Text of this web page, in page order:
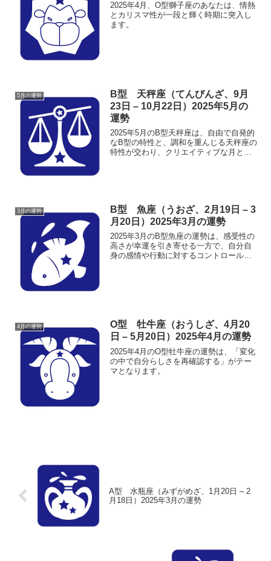
2025年4月、O型獅子座のあなたは、情熱
とカリスマ性が一段と輝く時期に突入し
ます。
5月の運勢
B型 天秤座（てんびんざ、9月
23日 – 10月22日）2025年5月の
運勢
2025年5月のB型天秤座は、自由で自発的
なB型の特性と、調和を重んじる天秤座の
特性が交わり、クリエイティブな月とな
3月の運勢
B型 魚座（うおざ、2月19日 – 3
月20日）2025年3月の運勢
2025年3月のB型魚座の運勢は、感受性の
高さが幸運を引き寄せる一方で、自分自
身の感情や行動に対するコントロールが
4月の運勢
O型 牡牛座（おうしざ、4月20
日 – 5月20日）2025年4月の運勢
2025年4月のO型牡牛座の運勢は、「変化
の中で自分らしさを再確認する」がテー
マとなります。
A型 水瓶座（みずがめざ、1月20日 – 2
月18日）2025年3月の運勢